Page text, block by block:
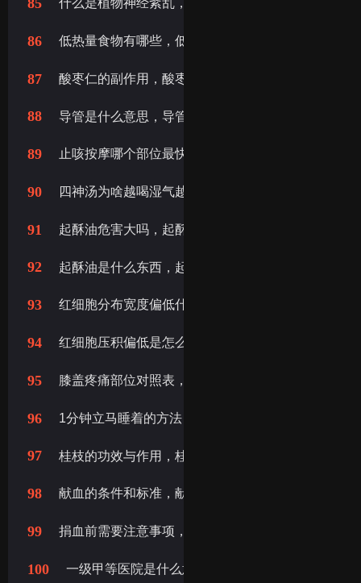
85 什么是植物神经紊乱，什么是植物神经紊乱症
86 低热量食物有哪些，低卡低热量的食物有哪些
87 酸枣仁的副作用，酸枣仁副作用
88 导管是什么意思，导管是什么
89 止咳按摩哪个部位最快，止咳化痰按摩哪个部位最快
90 四神汤为啥越喝湿气越重，湿气重为什么不能喝四神
91 起酥油危害大吗，起酥油的危害
92 起酥油是什么东西，起酥油是什么
93 红细胞分布宽度偏低什么意思，红细胞分布宽度偏低
94 红细胞压积偏低是怎么回事， 红细胞压积偏低一点
95 膝盖疼痛部位对照表，膝盖疼痛的部位对照表
96 1分钟立马睡着的方法，1分钟就能立马睡着的方法
97 桂枝的功效与作用，桂枝功效与作用
98 献血的条件和标准，献血要求，献血者健康检查要求
99 捐血前需要注意事项，献血前注意事项
100 一级甲等医院是什么意思，什么是一级甲等医院